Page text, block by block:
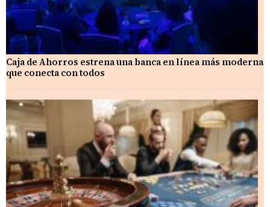
Caja de Ahorros estrena una banca en línea más moderna
que conecta con todos